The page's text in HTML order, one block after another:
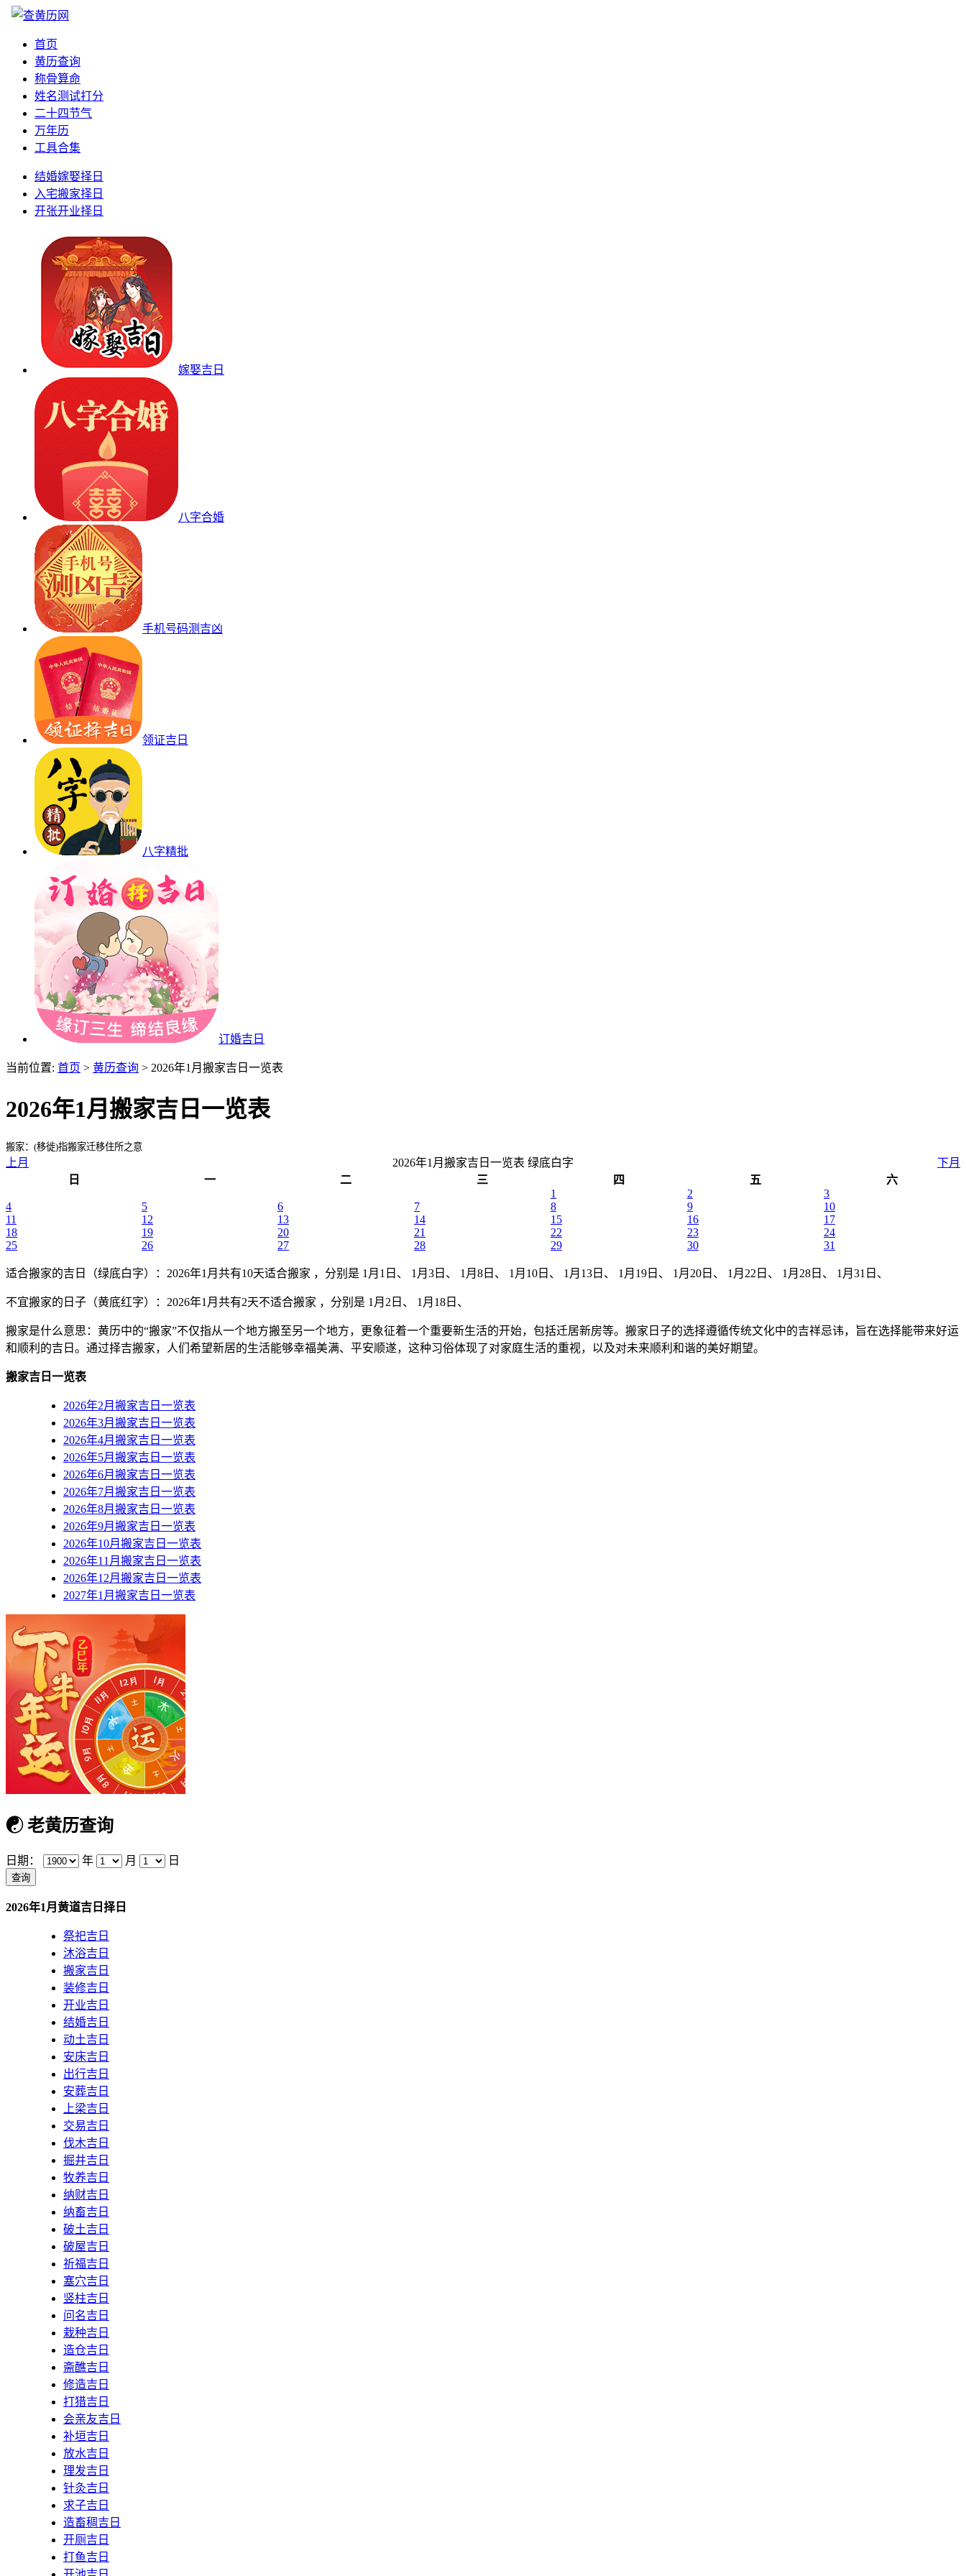
首页
黄历查询
称骨算命
姓名测试打分
二十四节气
万年历
工具合集
结婚嫁娶择日
入宅搬家择日
开张开业择日
嫁娶吉日
八字合婚
手机号码测吉凶
领证吉日
八字精批
订婚吉日
当前位置: 首页 > 黄历查询 > 2026年1月搬家吉日一览表
2026年1月搬家吉日一览表
搬家：(移徙)指搬家迁移住所之意
上月 2026年1月搬家吉日一览表 绿底白字
下月
日
一 二 三 四 五
六
1
2
3
4
5 6 7 8 9
10
11
12 13 14 15 16
17
18
19 20 21 22 23
24
25
26 27 28 29 30 31
适合搬家的吉日（绿底白字） ：2026年1月共有10天适合搬家 ，分别是 1月1日、 1月3日、 1月8日、 1月10日、 1月13日、 1月19日、 1月20日、 1月22日、 1月28日、 1月31日、
不宜搬家的日子（黄底红字） ：2026年1月共有2天不适合搬家 ，分别是 1月2日、 1月18日、
搬家是什么意思：黄历中的“搬家”不仅指从一个地方搬至另一个地方，更象征着一个重要新生活的开始，包括迁居新房等。搬家日子的选择遵循传统文化中的吉祥忌讳，旨在选择能带来好运
和顺利的吉日。通过择吉搬家，人们希望新居的生活能够幸福美满、平安顺遂，这种习俗体现了对家庭生活的重视，以及对未来顺利和谐的美好期望。
搬家吉日一览表
2026年2月搬家吉日一览表
2026年3月搬家吉日一览表
2026年4月搬家吉日一览表
2026年5月搬家吉日一览表
2026年6月搬家吉日一览表
2026年7月搬家吉日一览表
2026年8月搬家吉日一览表
2026年9月搬家吉日一览表
2026年10月搬家吉日一览表
2026年11月搬家吉日一览表
2026年12月搬家吉日一览表
2027年1月搬家吉日一览表
☯老黄历查询
日期： 年 月 日
2026年1月黄道吉日择日
祭祀吉日
沐浴吉日
搬家吉日
装修吉日
开业吉日
结婚吉日
动土吉日
安床吉日
出行吉日
安葬吉日
上梁吉日
交易吉日
伐木吉日
掘井吉日
牧养吉日
纳财吉日
纳畜吉日
破土吉日
破屋吉日
祈福吉日
塞穴吉日
竖柱吉日
问名吉日
栽种吉日
造仓吉日
斋醮吉日
修造吉日
打猎吉日
会亲友吉日
补垣吉日
放水吉日
理发吉日
针灸吉日
求子吉日
造畜稠吉日
开厕吉日
打鱼吉日